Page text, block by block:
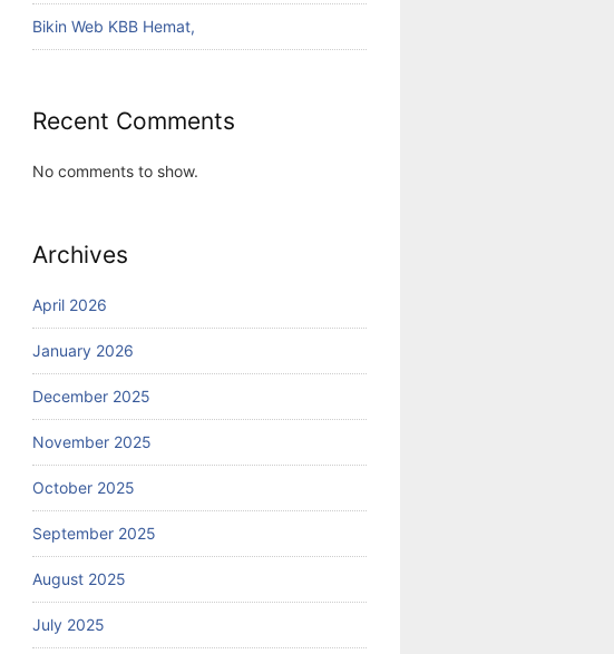
Bikin Web KBB Hemat,
Recent Comments
No comments to show.
Archives
April 2026
January 2026
December 2025
November 2025
October 2025
September 2025
August 2025
July 2025